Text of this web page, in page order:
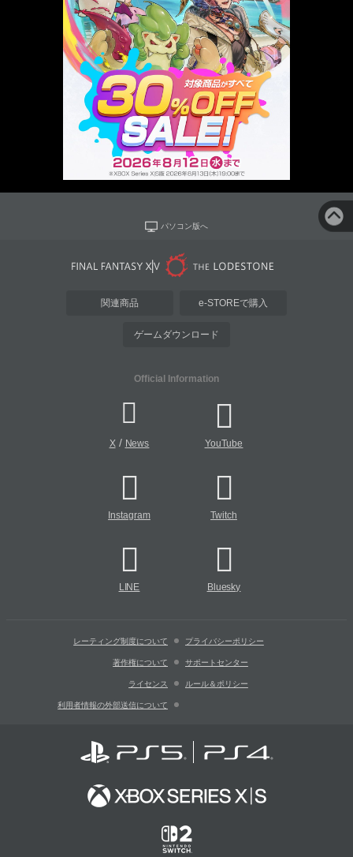
パソコン版へ
関連商品 e-STOREで購入
ゲームダウンロード
Official Information
X/ News YouTube
Instagram Twitch
LINE Bluesky
レーティング制度について プライバシーポリシー
著作権について サポートセンター
ライセンス ルール＆ポリシー
利用者情報の外部送信について